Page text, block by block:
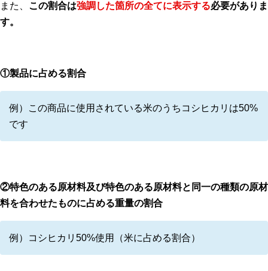
また、 この割合は強調した箇所の全てに表示する必要がありま
す。
①製品に占める割合
例）この商品に使用されている米のうちコシヒカリは50%
です
②特色のある原材料及び特色のある原材料と同一の種類の原材
料を合わせたものに占める重量の割合
例）コシヒカリ50%使用（米に占める割合）